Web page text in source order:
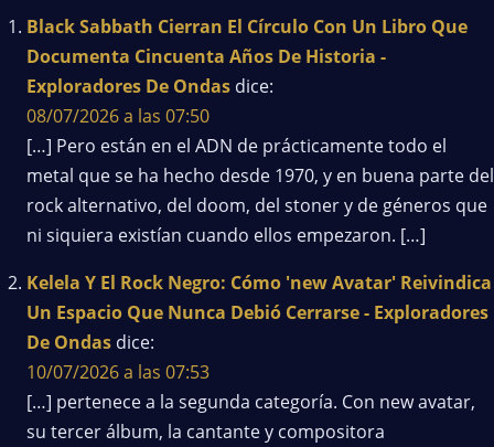
Black Sabbath Cierran El Círculo Con Un Libro Que
Documenta Cincuenta Años De Historia -
Exploradores De Ondas dice:
08/07/2026 a las 07:50
[…] Pero están en el ADN de prácticamente todo el
metal que se ha hecho desde 1970, y en buena parte del
rock alternativo, del doom, del stoner y de géneros que
ni siquiera existían cuando ellos empezaron. […]
Kelela Y El Rock Negro: Cómo 'new Avatar' Reivindica
Un Espacio Que Nunca Debió Cerrarse - Exploradores
De Ondas dice:
10/07/2026 a las 07:53
[…] pertenece a la segunda categoría. Con new avatar,
su tercer álbum, la cantante y compositora